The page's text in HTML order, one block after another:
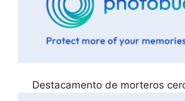
Destacamento de morteros